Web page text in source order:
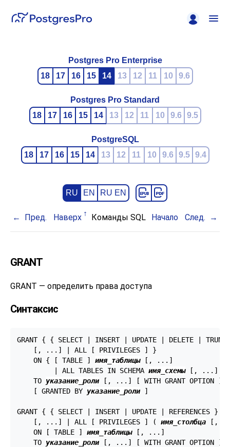
Postgres Pro Enterprise
18
17 16 15 14 13 12 11 10 9.6
Postgres Pro Standard
18
17 16 15 14 13 12 11 10 9.6 9.5
PostgreSQL
18
17 16 15 14 13 12 11 10 9.6 9.5 9.4
RU EN RU EN
Пред. Наверх Команды SQL Начало След.
GRANT
GRANT — определить права доступа
Синтаксис
GRANT { { SELECT | INSERT | UPDATE | DELETE |
    [, ...] | ALL [ PRIVILEGES ] }
    ON { [ TABLE ]
имя_таблицы [, ...]
         | ALL TABLES IN SCHEMA
имя_схемы [, ...] }
    TO
указание_роли [, ...] [ WITH GRANT OPTION ]
    [ GRANTED BY
указание_роли ]
GRANT { { SELECT | INSERT | UPDATE | REFERENCES } (
    [, ...] | ALL [ PRIVILEGES ] (
имя_столбца [,
    ON [ TABLE ]
имя_таблицы [, ...]
    TO
указание_роли [, ...] [ WITH GRANT OPTION ]